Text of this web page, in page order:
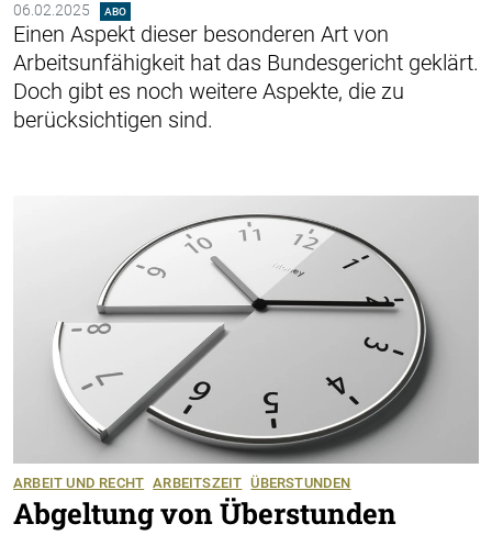
06.02.2025 ABO
Einen Aspekt dieser besonderen Art von
Arbeitsunfähigkeit hat das Bundes­gericht geklärt.
Doch gibt es noch weitere Aspekte, die zu
berücksichtigen sind.
ARBEIT UND RECHT ARBEITSZEIT ÜBERSTUNDEN
Abgeltung von Überstunden